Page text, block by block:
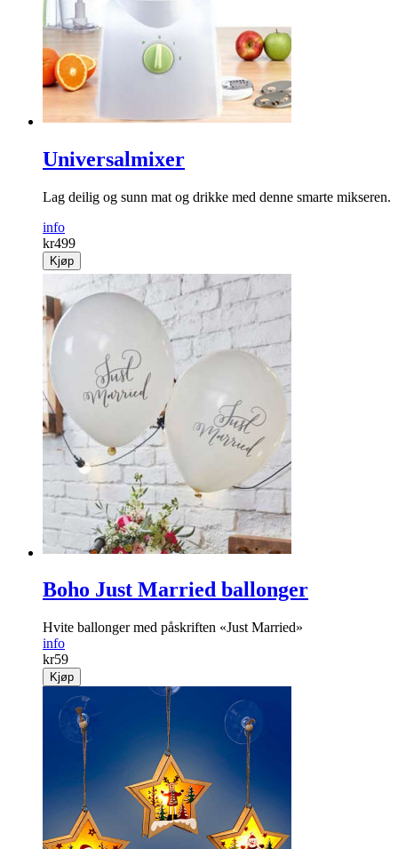
Universalmixer
Lag deilig og sunn mat og drikke med denne smarte mikseren.
info
kr499
Kjøp
Boho Just Married ballonger
Hvite ballonger med påskriften «Just Married»
info
kr59
Kjøp